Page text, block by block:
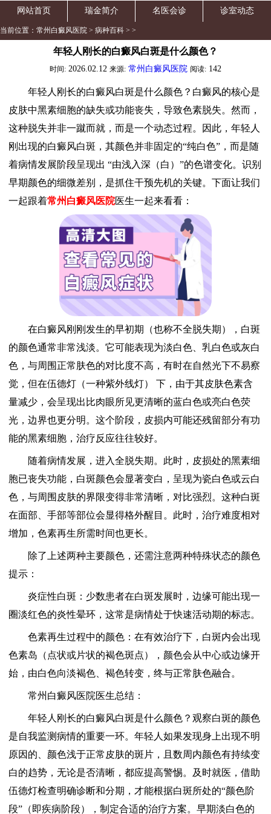
网站首页 瑞金简介 名医会诊 诊室动态
当前位置： 常州白癜风医院 > 病种百科 > >
年轻人刚长的白癜风白斑是什么颜色？
时间: 2026.02.12 来源: 常州白癜风医院 阅读: 142
年轻人刚长的白癜风白斑是什么颜色？白癜风的核心是
皮肤中黑素细胞的缺失或功能丧失，导致色素脱失。然而，
这种脱失并非一蹴而就，而是一个动态过程。因此，年轻人
刚出现的白癜风白斑，其颜色并非固定的“纯白色”，而是随
着病情发展阶段呈现出 “由浅入深（白）”的色谱变化。识别
早期颜色的细微差别，是抓住干预先机的关键。下面让我们
一起跟着常州白癜风医院医生一起来看看：
在白癜风刚刚发生的早初期（也称不全脱失期），白斑
的颜色通常非常浅淡。它可能表现为淡白色、乳白色或灰白
色，与周围正常肤色的对比度不高，有时在自然光下不易察
觉，但在伍德灯（一种紫外线灯） 下，由于其皮肤色素含
量减少，会呈现出比肉眼所见更清晰的蓝白色或亮白色荧
光，边界也更分明。这个阶段，皮损内可能还残留部分有功
能的黑素细胞，治疗反应往往较好。
随着病情发展，进入全脱失期。此时，皮损处的黑素细
胞已丧失功能，白斑颜色会显著变白，呈现为瓷白色或云白
色，与周围皮肤的界限变得非常清晰，对比强烈。这种白斑
在面部、手部等部位会显得格外醒目。此时，治疗难度相对
增加，色素再生所需时间也更长。
除了上述两种主要颜色，还需注意两种特殊状态的颜色
提示：
炎症性白斑：少数患者在白斑发展时，边缘可能出现一
圈淡红色的炎性晕环，这常是病情处于快速活动期的标志。
色素再生过程中的颜色：在有效治疗下，白斑内会出现
色素岛（点状或片状的褐色斑点），颜色会从中心或边缘开
始，由白色向淡褐色、褐色转变，终与正常肤色融合。
常州白癜风医院医生总结：
年轻人刚长的白癜风白斑是什么颜色？观察白斑的颜色
是自我监测病情的重要一环。年轻人如果发现身上出现不明
原因的、颜色浅于正常皮肤的斑片，且数周内颜色有持续变
白的趋势，无论是否清晰，都应提高警惕。及时就医，借助
伍德灯检查明确诊断和分期，才能根据白斑所处的“颜色阶
段”（即疾病阶段），制定合适的治疗方案。早期淡白色的